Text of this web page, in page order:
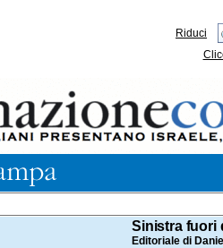
Riduci
Sinistra fuori
Editoriale di